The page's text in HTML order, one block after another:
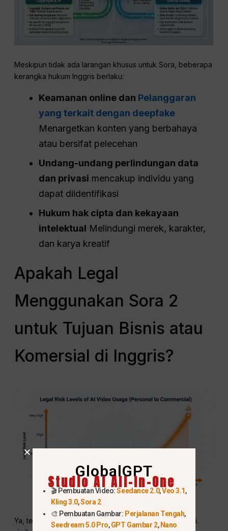
Meskipun tidak ada larangan khusus untuk Sora, beberapa
kerangka hukum Inggris berlaku:
Keamanan online dan Pelanggaran
yang terkait dengan deepfake
Menargetkan konten yang berbahaya
atau bersifat pelecehan
Undang-undang perlindungan data
dan privasi mencakup individu yang
dapat diidentifikasi
Hukum hak cipta dan kekayaan
intelektual Melindungi merek, karakter,
dan karya kreatif
Apakah Legal
Menggunakan Sora 2
untuk Tujuan Bisnis atau
Komersial di Inggris?
Ya, tetapi penggunaan komersial memiliki konsekuensi.
GlobalGPT
Studio AI All-In-One
🎬 Pembuatan Video:Seedance 2.0,Veo 3.1,
Kling 3.0,Sora 2
🎨 Pembuatan Gambar: Perjalanan Tengah,
Seedream 5.0 Pro,GPT Gambar 2,Nano